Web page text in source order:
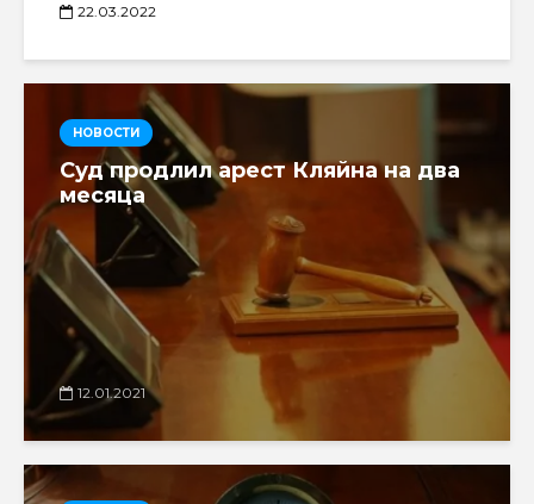
22.03.2022
НОВОСТИ
Суд продлил арест Кляйна на два
месяца
12.01.2021